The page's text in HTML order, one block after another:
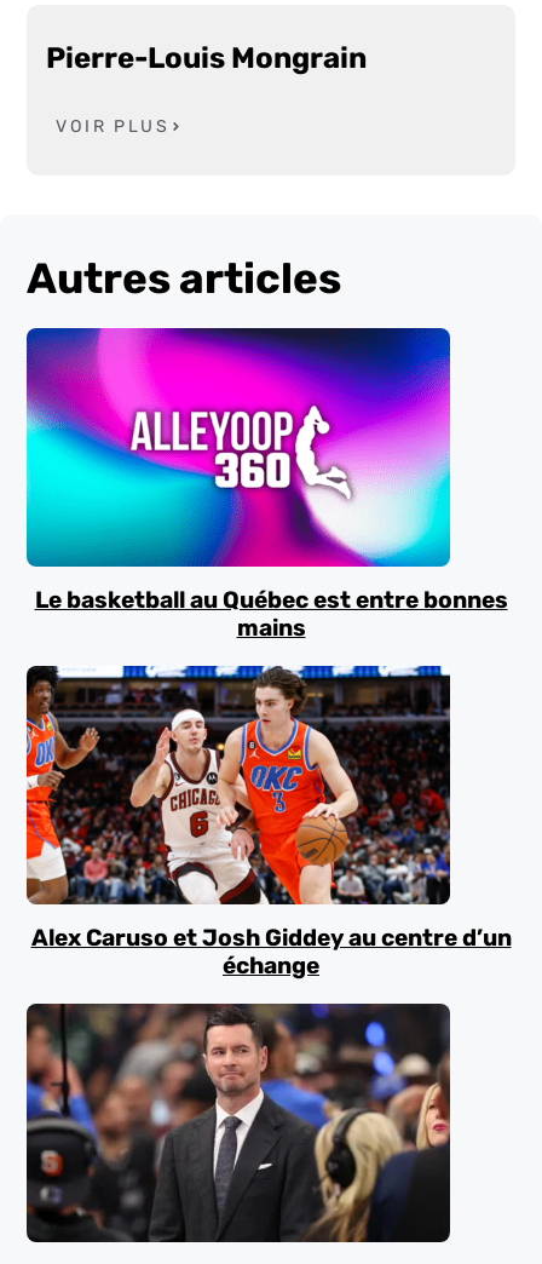
Pierre-Louis Mongrain
VOIR PLUS
Autres articles
Le basketball au Québec est entre bonnes
mains
Alex Caruso et Josh Giddey au centre d’un
échange